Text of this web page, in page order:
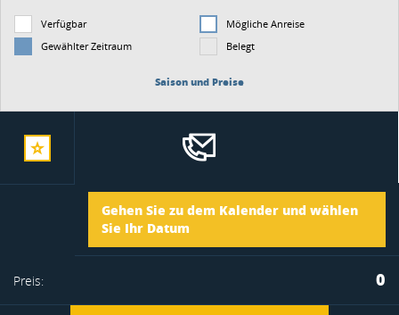
Verfügbar
Mögliche Anreise
Gewählter Zeitraum
Belegt
Saison und Preise
Gehen Sie zu dem Kalender und wählen
Sie Ihr Datum
Ankunft
Abreise
Preis: 0